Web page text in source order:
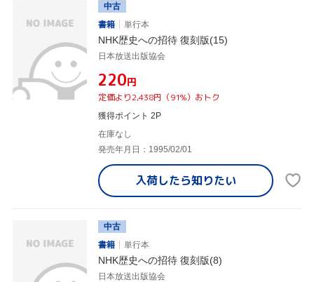
中古
書籍
単行本
NHK歴史への招待 復刻版(15)
日本放送出版協会
¥220円
定価より2,438円（91%）おトク
獲得ポイント 2P
在庫なし
発売年月日：1995/02/01
入荷したら知りたい
中古
書籍
単行本
NHK歴史への招待 復刻版(8)
日本放送出版協会